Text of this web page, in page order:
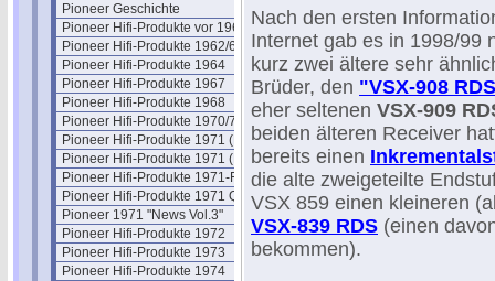
Pioneer Geschichte
Pioneer Hifi-Produkte vor 1961
Pioneer Hifi-Produkte 1962/63
Pioneer Hifi-Produkte 1964
Pioneer Hifi-Produkte 1967
Pioneer Hifi-Produkte 1968
Pioneer Hifi-Produkte 1970/71
Pioneer Hifi-Produkte 1971 (Belgien)
Pioneer Hifi-Produkte 1971 (DE)
Pioneer Hifi-Produkte 1971-Flyer
Pioneer Hifi-Produkte 1971 Quadro
Pioneer 1971 "News Vol.3"
Pioneer Hifi-Produkte 1972
Pioneer Hifi-Produkte 1973
Pioneer Hifi-Produkte 1974
Nach den ersten
Internet gab es in 1998/99
kurz zwei ältere sehr
Brüder, den "VSX-908
eher seltenen VSX-909
beiden älteren Receiver
bereits einen
die alte zweigeteilte
VSX 859 einen kleineren
VSX-839 RDS (einen
bekommen).